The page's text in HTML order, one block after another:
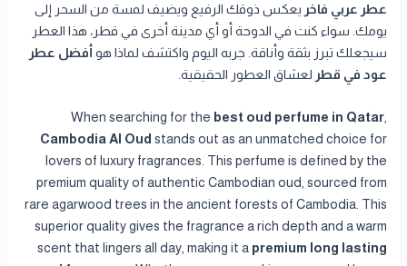
عطر عربي فاخر يعكس ذوقك الرفيع ويضيف لمسة من السحر إلى
يومك. سواء كنت في الدوحة أو أي مدينة أخرى في قطر، هذا العطر
سيجعلك تبرز بثقة وأناقة. جربه اليوم واكتشف لماذا هو أفضل عطر
عود في قطر لعشاق العطور الحقيقية.
When searching for the best oud perfume in Qatar,
Cambodia Al Oud stands out as an unmatched choice for
lovers of luxury fragrances. This perfume is defined by the
premium quality of authentic Cambodian oud, sourced from
rare agarwood trees in the ancient forests of Cambodia. This
superior quality gives the fragrance a rich depth and a warm
scent that lingers all day, making it a premium long lasting